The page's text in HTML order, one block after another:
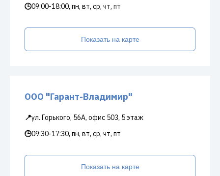
🕒09:00-18:00, пн, вт, ср, чт, пт
Показать на карте
ООО "Гарант-Владимир"
📍ул. Горького, 56А, офис 503, 5 этаж
🕒09:30-17:30, пн, вт, ср, чт, пт
Показать на карте